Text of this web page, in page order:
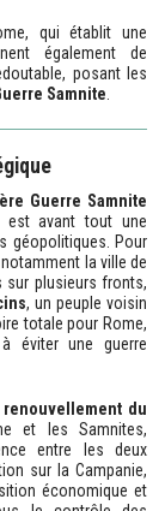
qui établit une
également de
posant les
Samnite.
Guerre Samnite
est avant tout une
géopolitiques. Pour
la ville de
sur plusieurs fronts,
, un peuple voisin
totale pour Rome,
éviter une guerre
renouvellement du
et les Samnites,
entre les deux
sur la Campanie,
économique et